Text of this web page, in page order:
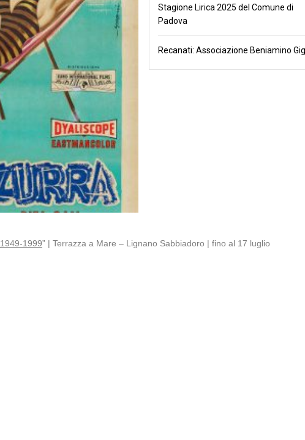
Stagione Lirica 2025 del Comune di
Padova
Recanati: Associazione Beniamino
‪1949-1999‬” | Terrazza a Mare – Lignano Sabbiadoro | fino al 17 luglio